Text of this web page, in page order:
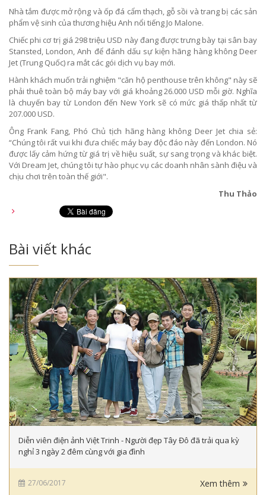
Nhà tắm được mở rộng và ốp đá cẩm thạch, gỗ sồi và trang bị các sản
phẩm vệ sinh của thương hiệu Anh nổi tiếng Jo Malone.
Chiếc phi cơ trị giá 298 triệu USD này đang được trưng bày tại sân bay
Stansted, London, Anh để đánh dấu sự kiện hãng hàng không Deer
Jet (Trung Quốc) ra mắt các gói dịch vụ bay mới.
Hành khách muốn trải nghiệm "căn hộ penthouse trên không" này sẽ
phải thuê toàn bộ máy bay với giá khoảng 26.000 USD mỗi giờ. Nghĩa
là chuyến bay từ London đến New York sẽ có mức giá thấp nhất từ
207.000 USD.
Ông Frank Fang, Phó Chủ tịch hãng hàng không Deer Jet chia sẻ:
“Chúng tôi rất vui khi đưa chiếc máy bay độc đáo này đến London. Nó
được lấy cảm hứng từ giá trị về hiệu suất, sự sang trọng và khác biệt.
Với Dream Jet, chúng tôi tự hào phục vụ các doanh nhân sành điệu và
chịu chơi trên toàn thế giới".
Thu Thảo
Bài viết khác
Diễn viên điện ảnh Việt Trinh - Người đẹp Tây Đô đã trải qua kỳ
nghỉ 3 ngày 2 đêm cùng với gia đình
27/06/2017 Xem thêm